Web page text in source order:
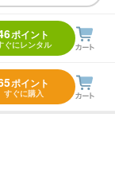
ポイント
ぐにレンタル
ポイント
すぐに購入